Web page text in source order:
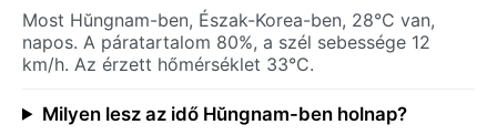
Most Hŭngnam-ben, Észak-Korea-ben, 28°C van,
napos. A páratartalom 80%, a szél sebessége 12
km/h. Az érzett hőmérséklet 33°C.
Milyen lesz az idő Hŭngnam-ben holnap?